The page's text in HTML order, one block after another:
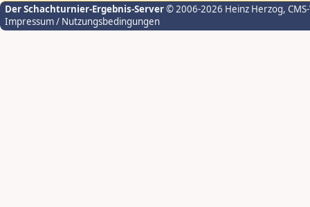
Der Schachturnier-Ergebnis-Server© 2006-2026 Heinz Herzog,
Impressum / Nutzungsbedingungen